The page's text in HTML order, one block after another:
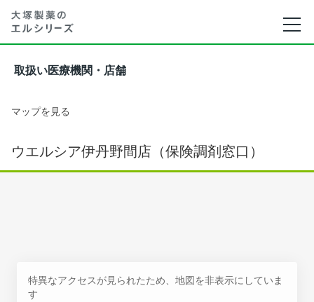
取扱い医療機関・店舗
マップを見る
ウエルシア伊丹野間店（保険調剤窓口）
特異なアクセスが見られたため、地図を非表示にしていま
す